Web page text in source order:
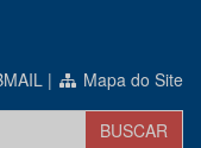
| Mapa do Site